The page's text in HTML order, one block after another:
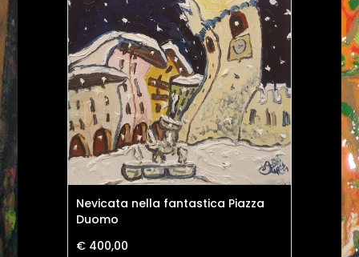
Nevicata nella fantastica Piazza
Duomo
€ 400,00